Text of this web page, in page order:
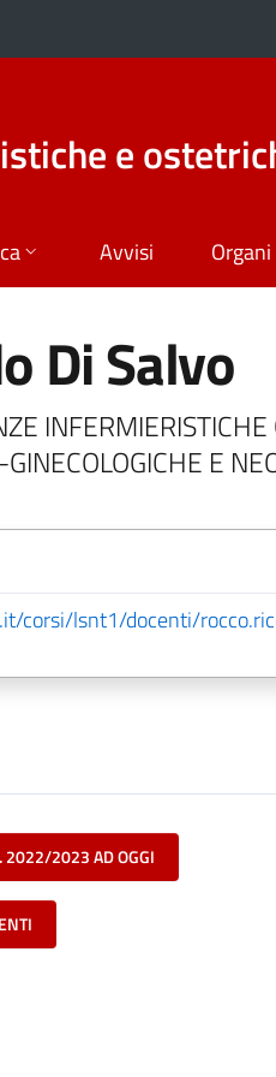
e
Avvisi
Di Salvo
INFERMIERISTICHE
E
corsi/lsnt1/docenti/
2022/2023 AD OGGI